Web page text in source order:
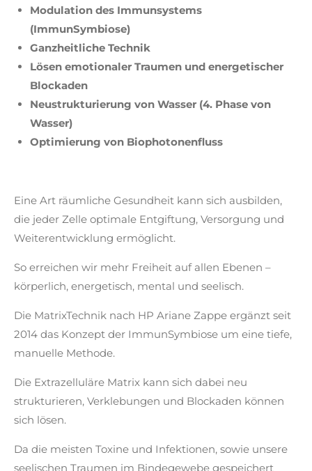
Modulation des Immunsystems
(ImmunSymbiose)
Ganzheitliche Technik
Lösen emotionaler Traumen und energetischer
Blockaden
Neustrukturierung von Wasser (4. Phase von
Wasser)
Optimierung von Biophotonenfluss
Eine Art räumliche Gesundheit kann sich ausbilden,
die jeder Zelle optimale Entgiftung, Versorgung und
Weiterentwicklung ermöglicht.
So erreichen wir mehr Freiheit auf allen Ebenen –
körperlich, energetisch, mental und seelisch.
Die MatrixTechnik nach HP Ariane Zappe ergänzt seit
2014 das Konzept der ImmunSymbiose um eine tiefe,
manuelle Methode.
Die Extrazelluläre Matrix kann sich dabei neu
strukturieren, Verklebungen und Blockaden können
sich lösen.
Da die meisten Toxine und Infektionen, sowie unsere
seelischen Traumen im Bindegewebe gespeichert